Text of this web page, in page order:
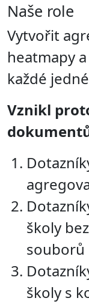
Naše role
Vytvořit
heatmapy
každé
Vznikl
školy
souborů
školy s